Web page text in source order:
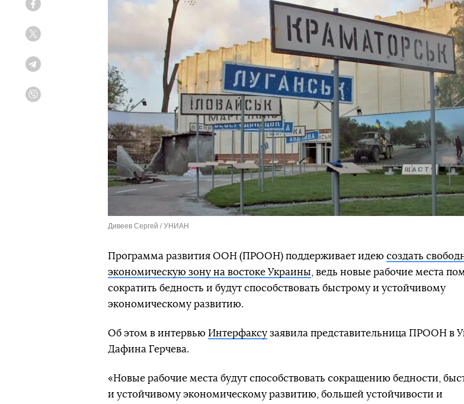
Дивеев Сергей / УНИАН
Программа развития ООН (ПРООН) поддерживает идею создать
экономическую зону на востоке Украины , ведь новые рабочие места
сократить бедность и будут способствовать быстрому и устойчивому
экономическому развитию.
Об этом в интервью Интерфаксу заявила представительница ПРООН в
Дафина Герчева.
«Новые рабочие места будут способствовать сокращению бедности,
и устойчивому экономическому развитию, большей устойчивости и